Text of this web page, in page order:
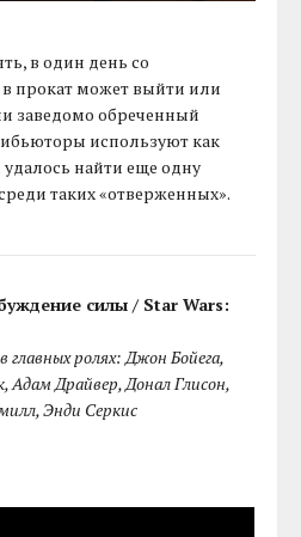
в один день со
прокат может выйти или
заведомо обреченный
используют как
найти еще одну
таких «отверженных».
силы / Star Wars:
ролях: Джон Бойега,
Адам Драйвер, Донал Глисон,
Энди Серкис